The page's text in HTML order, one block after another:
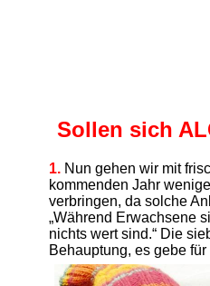
Sollen sich
1.Nun gehen wir mit
kommenden Jahr
verbringen, da solche
„Während Erwachsene
nichts wert sind.“ Die
Behauptung, es gebe